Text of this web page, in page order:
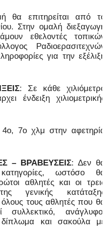
θα επιτηρείται από το
Στην ομαλή διεξαγωγή
εθελοντές τοπικών
Ραδιοερασιτεχνών
για την εξέλιξη
: Σε κάθε χιλιόμετρο
ένδειξη χιλιομετρικής
7ο χλμ στην αφετηρία
– ΒΡΑΒΕΥΣΕΙΣ: Δεν θα
ωστόσο θα
αθλητές και οι τρεις
γενικής κατάταξης
τους αθλητές που θα
συλλεκτικό, ανάγλυφο,
δίπλωμα και σακούλα με